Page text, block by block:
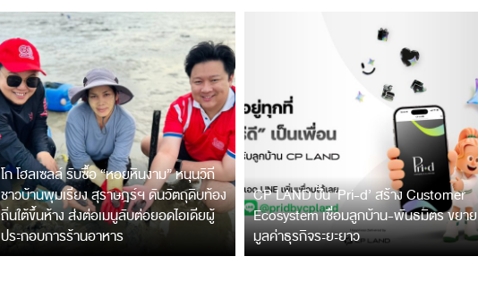
โก โฮลเซลล์ รับซื้อ “หอยหินงาม” หนุนวิถี
ชาวบ้านพุมเรียง สุราษฎร์ฯ ดันวัตถุดิบท้อง
ถิ่นใต้ขึ้นห้าง ส่งต่อเมนูลับต่อยอดไอเดียผู้
ประกอบการร้านอาหาร
CP LAND ปั้น ‘Pri-d’ สร้าง Customer
Ecosystem เชื่อมลูกบ้าน-พันธมิตร ขยาย
มูลค่าธุรกิจระยะยาว